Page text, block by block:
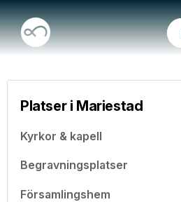
Platser i Mariestad
Kyrkor & kapell
Begravningsplatser
Församlingshem